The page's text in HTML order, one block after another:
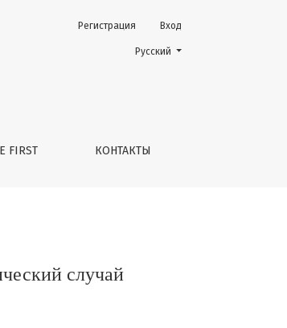
FIRST КОНТАКТЫ
Регистрация Вход
Change the language. The
Русский
случай